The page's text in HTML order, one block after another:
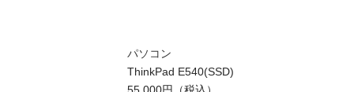
パソコン
ThinkPad E540(SSD)